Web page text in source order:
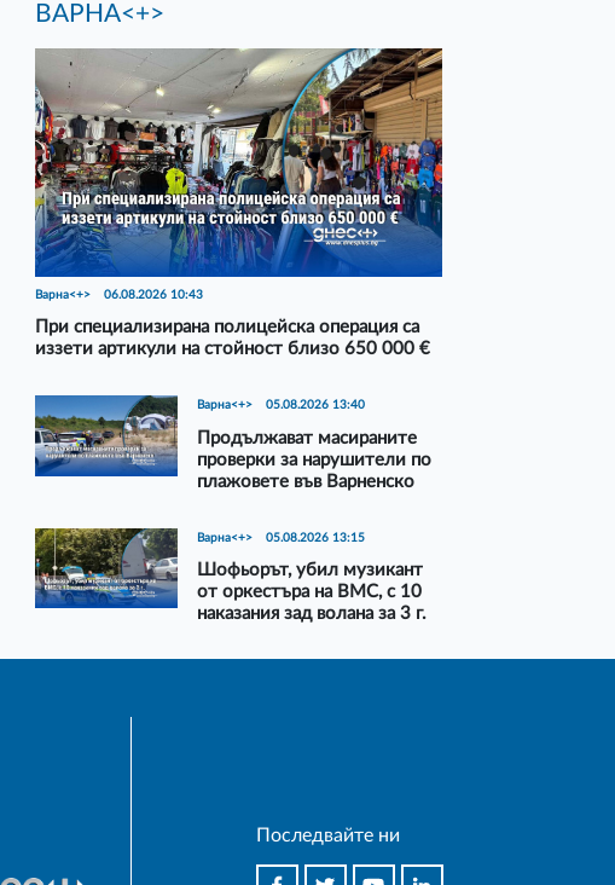
ВАРНА<+>
Варна<+> 06.08.2026 10:43
При специализирана полицейска операция са
иззети артикули на стойност близо 650 000 €
Варна<+> 05.08.2026 13:40
Продължават масираните
проверки за нарушители по
плажовете във Варненско
Варна<+> 05.08.2026 13:15
Шофьорът, убил музикант
от оркестъра на ВМС, с 10
наказания зад волана за 3 г.
Последвайте ни